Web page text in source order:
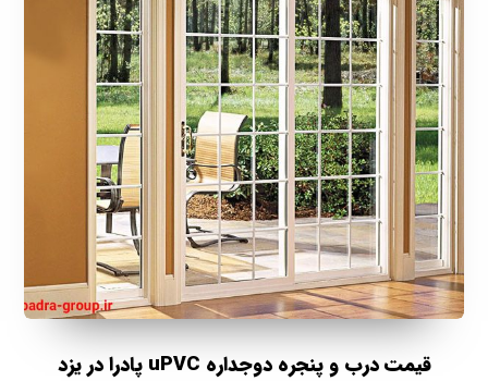
قیمت درب و پنجره دوجداره uPVC پادرا در یزد